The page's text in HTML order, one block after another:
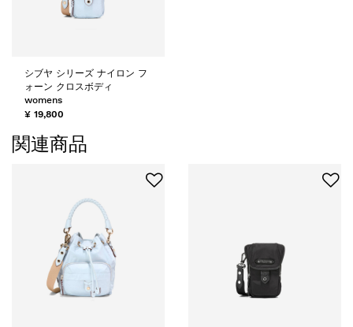
シブヤ シリーズ ナイロン フ
ォーン クロスボディ
womens
¥ 19,800
関連商品